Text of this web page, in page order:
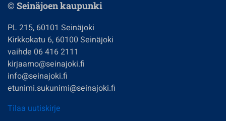
© Seinäjoen kaupunki
PL 215, 60101 Seinäjoki
Kirkkokatu 6, 60100 Seinäjoki
vaihde 06 416 2111
kirjaamo@seinajoki.fi
info@seinajoki.fi
etunimi.sukunimi@seinajoki.fi
Tilaa uutiskirje